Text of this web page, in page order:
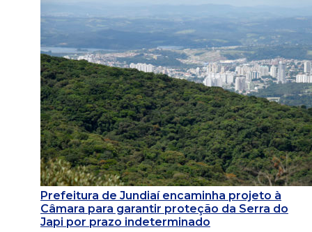
Prefeitura de Jundiaí encaminha projeto à
Câmara para garantir proteção da Serra do
Japi por prazo indeterminado